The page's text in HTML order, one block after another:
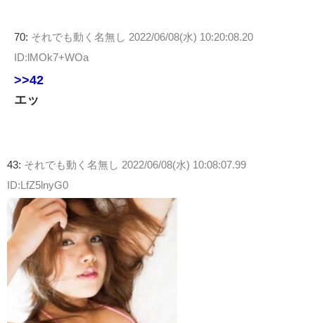
70: それでも動く名無し 2022/06/08(水) 10:20:08.20
ID:lMOk7+WOa
>>42
エッ
43: それでも動く名無し 2022/06/08(水) 10:08:07.99
ID:LfZ5lnyG0